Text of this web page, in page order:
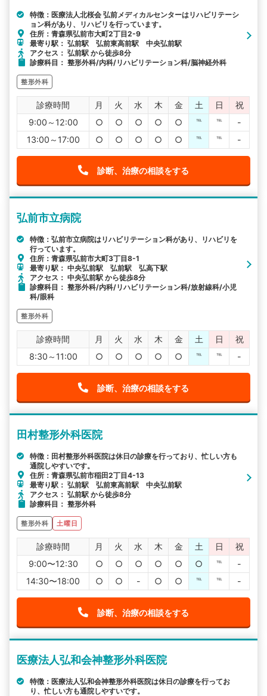
特徴：医療法人北桜会 弘前メディカルセンターはリハビリテーシ
ョン科があり、リハビリを行っています。
住所：青森県弘前市大町2丁目2-9
最寄り駅： 弘前駅 弘前東高前駅 中央弘前駅
アクセス： 弘前駅 から徒歩8分
診療科目： 整形外科/内科/リハビリテーション科/脳神経外科
整形外科
診療時間 月 火 水 木 金 土 日
祝
9:00～12:00
○ ○ ○ ○ ○ ℡ ℡
-
13:00～17:00
○ ○ ○ ○ ○ ℡ ℡ -
診断、治療の相談をする
弘前市立病院
特徴：弘前市立病院はリハビリテーション科があり、リハビリを
行っています。
住所：青森県弘前市大町3丁目8-1
最寄り駅： 中央弘前駅 弘前駅 弘高下駅
アクセス： 中央弘前駅 から徒歩8分
診療科目： 整形外科/内科/リハビリテーション科/放射線科/小児
科/眼科
整形外科
診療時間 月 火 水 木 金 土 日
祝
8:30～11:00
○ ○ ○ ○ ○ ℡ ℡ -
診断、治療の相談をする
田村整形外科医院
特徴：田村整形外科医院は休日の診療を行っており、忙しい方も
通院しやすいです。
住所：青森県弘前市稲田2丁目4-13
最寄り駅： 弘前駅 弘前東高前駅 中央弘前駅
アクセス： 弘前駅 から徒歩8分
診療科目： 整形外科
整形外科 土曜日
診療時間 月 火 水 木 金 土 日
祝
9:00〜12:30
○ ○ ○ ○ ○ ○ ℡
-
14:30〜18:00
○ ○ - ○ ○ ℡ ℡ -
診断、治療の相談をする
医療法人弘和会神整形外科医院
特徴：医療法人弘和会神整形外科医院は休日の診療を行ってお
り、忙しい方も通院しやすいです。